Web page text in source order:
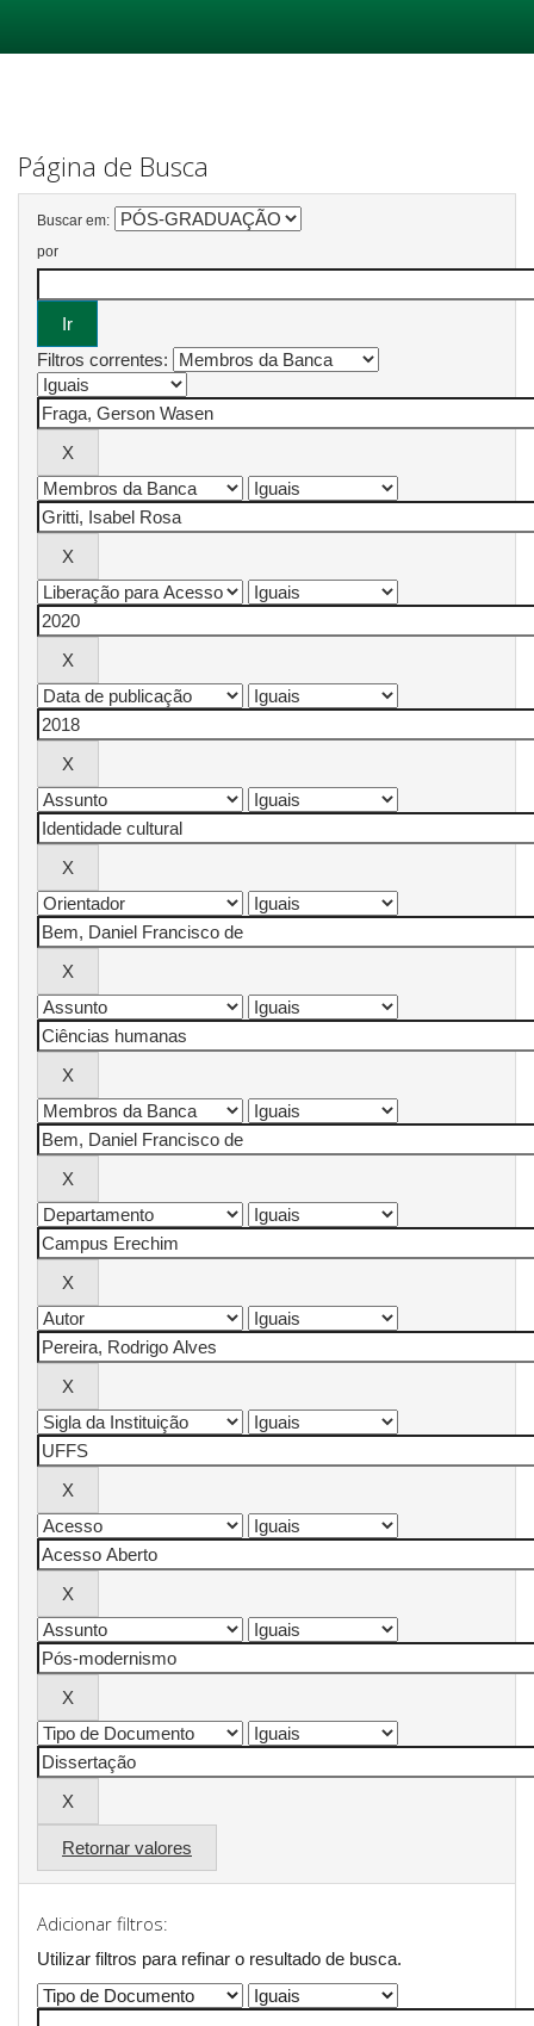
Página de Busca
Buscar em:
por
Filtros correntes:
Retornar valores
Adicionar filtros:
Utilizar filtros para refinar o resultado de busca.